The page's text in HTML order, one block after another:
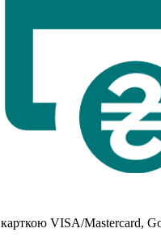
VISA/Mastercard,